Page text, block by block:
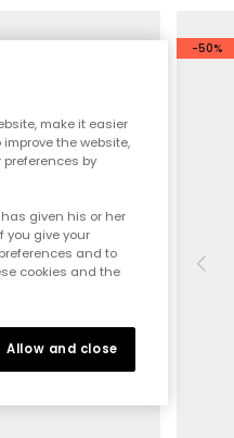
-50%
make it easier
the website,
by
given his or her
you give your
and to
cookies and the
Allow and close